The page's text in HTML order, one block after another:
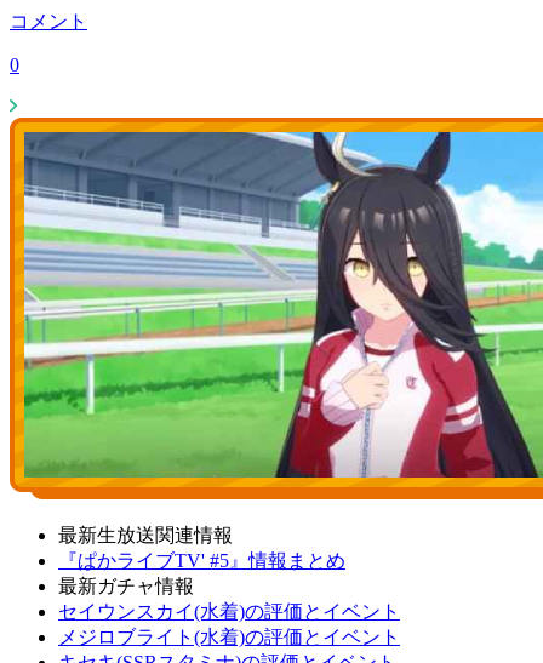
コメント
0
最新生放送関連情報
『ぱかライブTV' #5』情報まとめ
最新ガチャ情報
セイウンスカイ(水着)の評価とイベント
メジロブライト(水着)の評価とイベント